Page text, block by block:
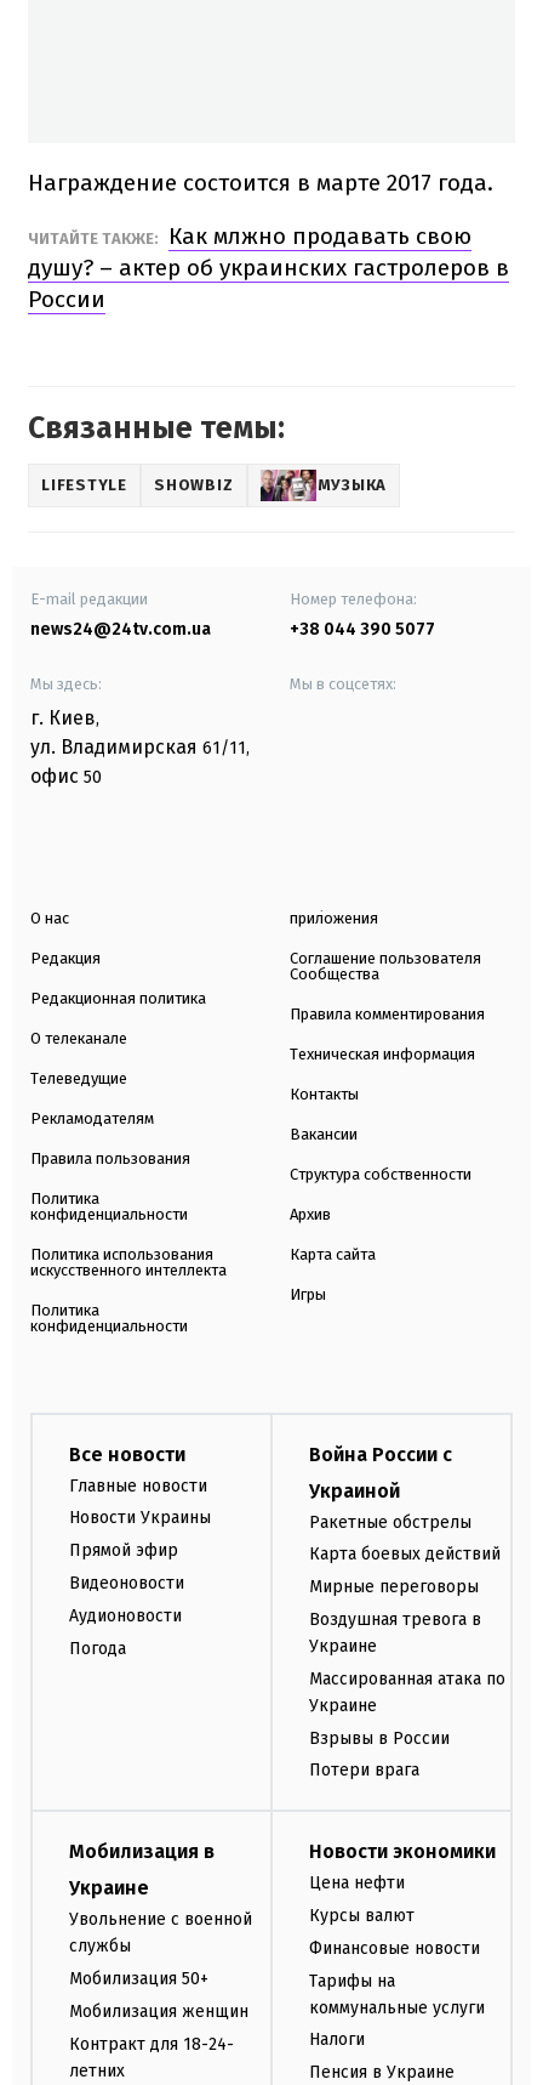
Награждение состоится в марте 2017 года.
ЧИТАЙТЕ ТАКЖЕ:
Как млжно продавать свою
душу? – актер об украинских гастролеров в
России
Связанные темы:
LIFESTYLE SHOWBIZ МУЗЫКА
E-mail редакции
news24@24tv.com.ua
Номер телефона:
+38 044 390 5077
Мы здесь:
г. Киев,
ул. Владимирская 61/11,
офис 50
Мы в соцсетях:
О нас
Редакция
Редакционная политика
О телеканале
Телеведущие
Рекламодателям
Правила пользования
Политика
конфиденциальности
Политика использования
искусственного интеллекта
Политика
конфиденциальности
приложения
Соглашение пользователя
Сообщества
Правила комментирования
Техническая информация
Контакты
Вакансии
Структура собственности
Архив
Карта сайта
Игры
Все новости
Главные новости
Новости Украины
Прямой эфир
Видеоновости
Аудионовости
Погода
Война России с
Украиной
Ракетные обстрелы
Карта боевых действий
Мирные переговоры
Воздушная тревога в
Украине
Массированная атака по
Украине
Взрывы в России
Потери врага
Мобилизация в
Украине
Увольнение с военной
службы
Мобилизация 50+
Мобилизация женщин
Контракт для 18-24-
летних
Новости экономики
Цена нефти
Курсы валют
Финансовые новости
Тарифы на
коммунальные услуги
Налоги
Пенсия в Украине